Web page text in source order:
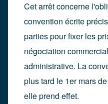
Cet arrêt concerne
convention écrite
parties pour fixer les
négociation
administrative. La
plus tard le 1er mars
elle prend effet.